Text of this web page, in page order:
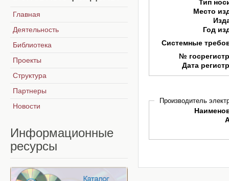
Тип
Место
Год
Системные
№
Дата
Производитель
Главная
Деятельность
Библиотека
Проекты
Структура
Партнеры
Новости
Информационные
ресурсы